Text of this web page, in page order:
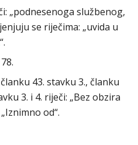
„podnesenoga službenog,
se riječima: „uvida u
43. stavku 3., članku
3. i 4. riječi: „Bez obzira
od“.